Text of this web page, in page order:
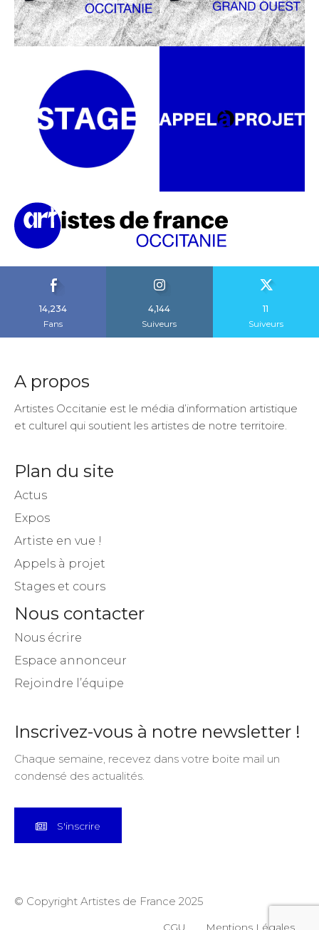
14,234
Fans
4,144
Suiveurs
11
Suiveurs
A propos
Artistes Occitanie est le média d’information artistique
et culturel qui soutient les artistes de notre territoire.
Plan du site
Actus
Expos
Artiste en vue !
Appels à projet
Stages et cours
Nous contacter
Nous écrire
Espace annonceur
Rejoindre l’équipe
Inscrivez-vous à notre newsletter !
Chaque semaine, recevez dans votre boite mail un
condensé des actualités.
S'inscrire
© Copyright Artistes de France 2025
CGU Mentions Légales